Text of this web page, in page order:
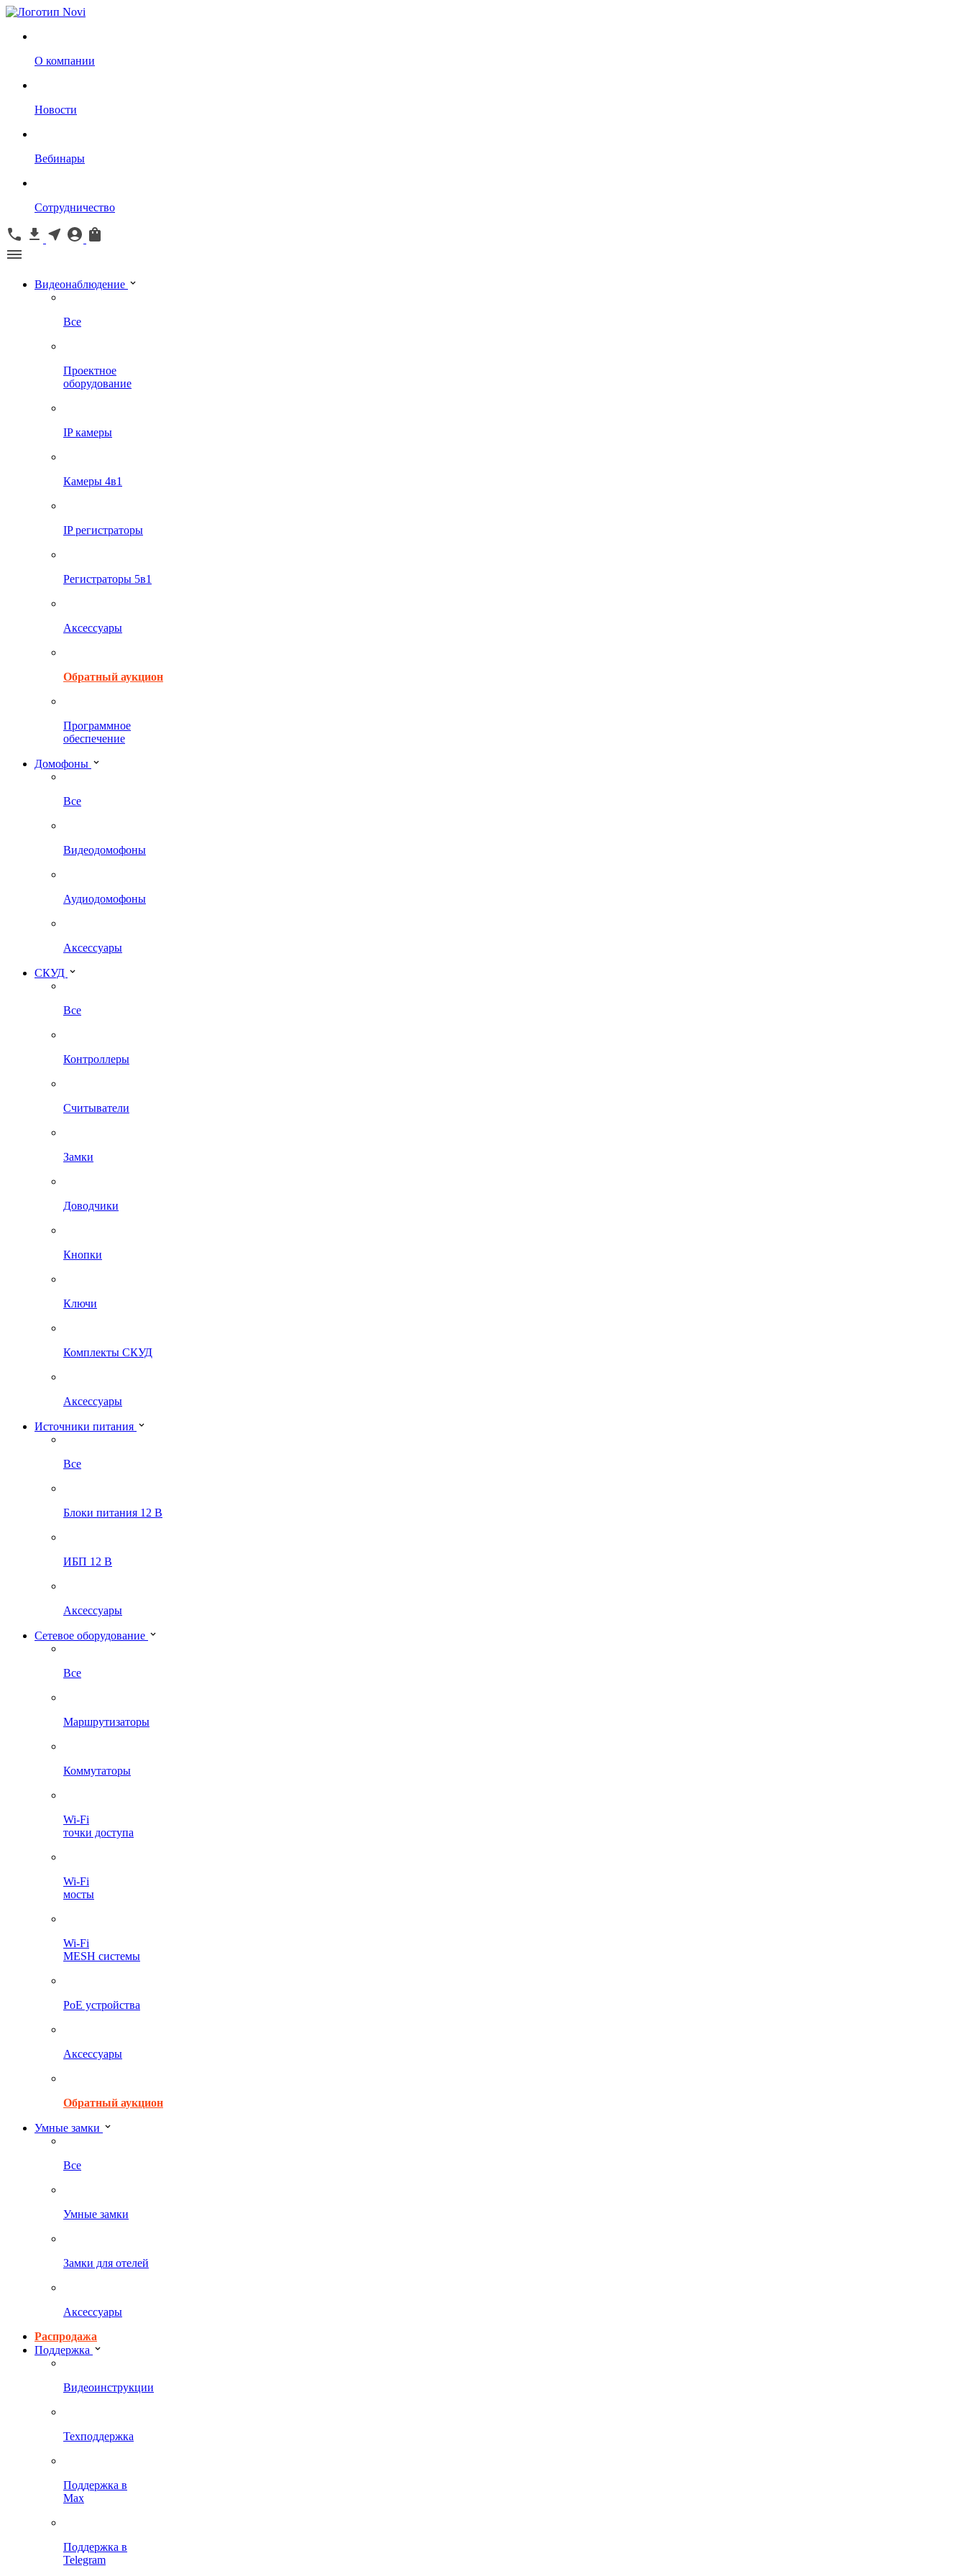
О компании
Новости
Вебинары
Сотрудничество
Видеонаблюдение
Все
Проектное
оборудование
IP камеры
Камеры 4в1
IP регистраторы
Регистраторы 5в1
Аксессуары
Обратный аукцион
Программное
обеспечение
Домофоны
Все
Видеодомофоны
Аудиодомофоны
Аксессуары
СКУД
Все
Контроллеры
Считыватели
Замки
Доводчики
Кнопки
Ключи
Комплекты СКУД
Аксессуары
Источники питания
Все
Блоки питания 12 В
ИБП 12 В
Аксессуары
Сетевое оборудование
Все
Маршрутизаторы
Коммутаторы
Wi-Fi
точки доступа
Wi-Fi
мосты
Wi-Fi
MESH системы
PoE устройства
Аксессуары
Обратный аукцион
Умные замки
Все
Умные замки
Замки для отелей
Аксессуары
Распродажа
Поддержка
Видеоинструкции
Техподдержка
Поддержка в
Max
Поддержка в
Telegram